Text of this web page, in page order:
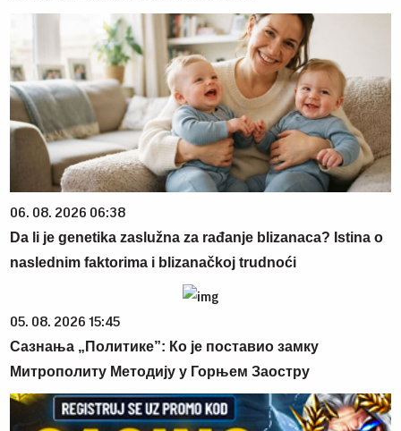
06. 08. 2026 06:38
Da li je genetika zaslužna za rađanje blizanaca? Istina o
naslednim faktorima i blizanačkoj trudnoći
05. 08. 2026 15:45
Сазнања „Политике”: Ко је поставио замку
Митрополиту Методију у Горњем Заостру